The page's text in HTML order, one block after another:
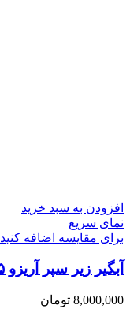
افزودن به سبد خرید
نمای سریع
برای مقایسه اضافه کنید
آبگیر زیر سپر آریزو ۵ اف ال ARRIZO 5 FL
8,000,000 تومان